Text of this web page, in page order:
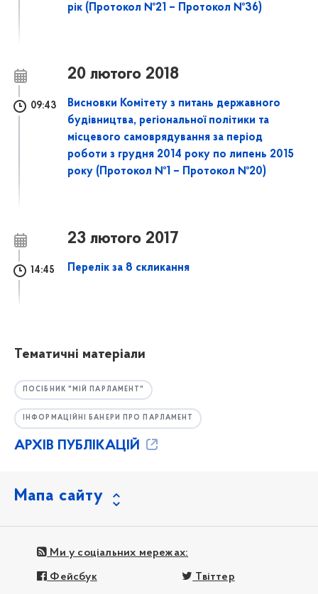
рік (Протокол №21 – Протокол №36)
20 лютого 2018
09:43
Висновки Комітету з питань державного
будівництва, регіональної політики та
місцевого самоврядування за період
роботи з грудня 2014 року по липень 2015
року (Протокол №1 – Протокол №20)
23 лютого 2017
14:45 Перелік за 8 скликання
Тематичні матеріали
ПОСІБНИК "МІЙ ПАРЛАМЕНТ"
ІНФОРМАЦІЙНІ БАНЕРИ ПРО ПАРЛАМЕНТ
АРХІВ ПУБЛІКАЦІЙ
Мапа сайту
Ми у соціальних мережах:
Фейсбук Твіттер